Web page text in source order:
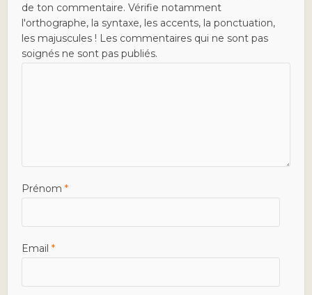
de ton commentaire. Vérifie notamment
l'orthographe, la syntaxe, les accents, la ponctuation,
les majuscules ! Les commentaires qui ne sont pas
soignés ne sont pas publiés.
Prénom*
Email*